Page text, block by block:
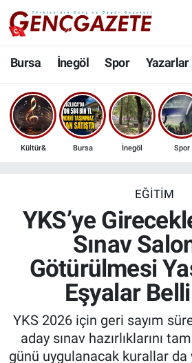
Bursa İnegöl Spor Yazarlar
Kültür& Bursa İnegöl Spor
EĞITIM
YKS’ye
Sınav
Götürülmesi
Eşyalar
YKS 2026 için geri sayım
aday sınav hazırlıklarını
günü uygulanacak kurallar
Bursa
İnegöl
3.SAYFA
Ekonomi
Güncel
İnanç
Kadın & Aile
Nöbetçi Eczaneler
Hava Durumu
Trafik Durumu
Son Dakika Haberleri
Haber Arşivi